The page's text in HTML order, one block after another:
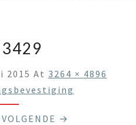
2015 At 3264 × 4896
VOLGENDE →